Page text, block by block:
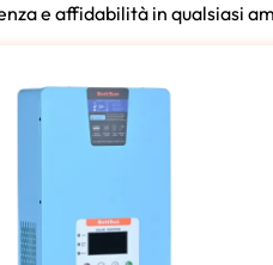
e affidabilità in qualsiasi